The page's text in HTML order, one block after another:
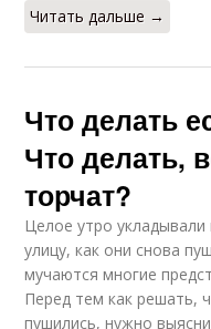
Читать дальше →
Что делать
Что делать,
торчат?
Целое утро
улицу, как они снова
мучаются многие
Перед тем как решать,
пушились, нужно